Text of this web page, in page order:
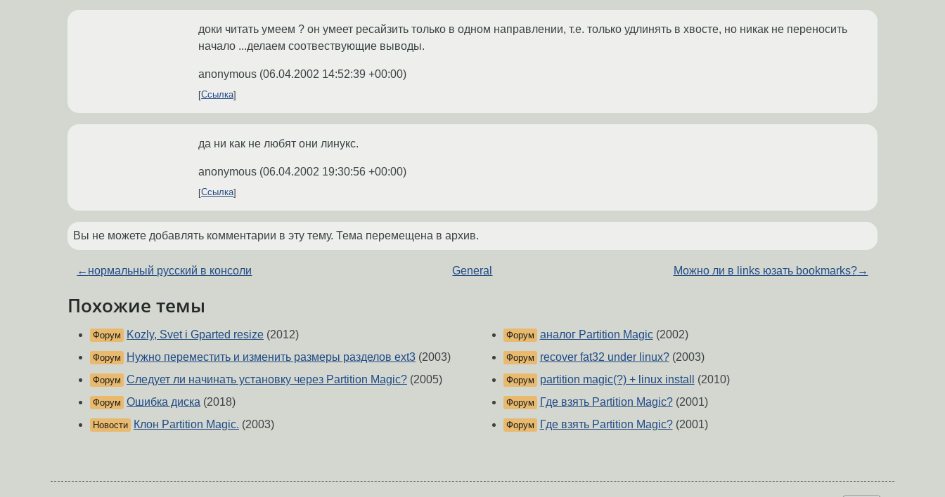
доки читать умеем ? он умеет ресайзить только в одном направлении, т.е. только удлинять в хвосте, но никак не переносить
начало ...делаем соотвествующие выводы.
anonymous (06.04.2002 14:52:39 +00:00)
Ссылка
да ни как не любят они линукс.
anonymous (06.04.2002 19:30:56 +00:00)
Ссылка
Вы не можете добавлять комментарии в эту тему. Тема перемещена в архив.
← нормальный русский в консоли General Можно ли в links юзать bookmarks?→
Похожие темы
Форум Kozly, Svet i Gparted resize (2012)
Форум Нужно переместить и изменить размеры разделов ext3 (2003)
Форум Следует ли начинать установку через Partition Magic? (2005)
Форум Ошибка диска (2018)
Новости Клон Partition Magic. (2003)
Форум аналог Partition Magic(2002)
Форум recover fat32 under linux?(2003)
Форум partition magic(?) + linux install (2010)
Форум Где взять Partition Magic?(2001)
Форум Где взять Partition Magic?(2001)